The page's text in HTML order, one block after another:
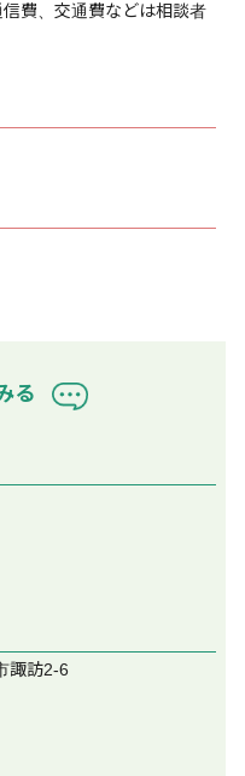
費、交通費などは相談者
る
諏訪2-6